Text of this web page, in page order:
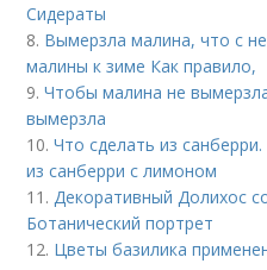
Сидераты
8. Вымерзла малина, что с
малины к зиме Как правило,
9.Чтобы малина не
вымерзла
10.Что сделать из
из санберри с лимоном
11.Декоративный Долихос
Ботанический портрет
12. Цветы базилика